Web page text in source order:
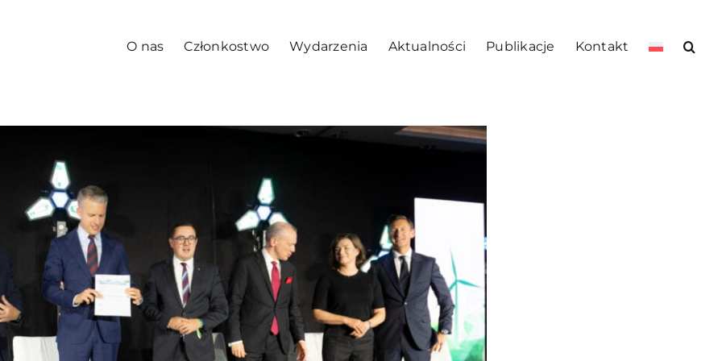
O nas Członkostwo Wydarzenia Aktualności Publikacje Kontakt